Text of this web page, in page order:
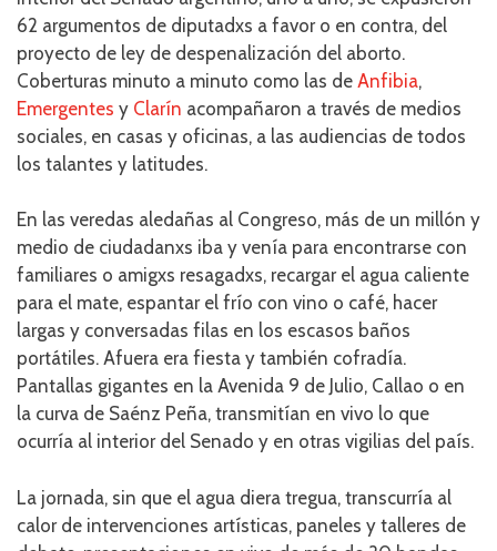
62 argumentos de diputadxs a favor o en contra, del
proyecto de ley de despenalización del aborto.
Coberturas minuto a minuto como las de Anfibia,
Emergentes y Clarín acompañaron a través de medios
sociales, en casas y oficinas, a las audiencias de todos
los talantes y latitudes.
En las veredas aledañas al Congreso, más de un millón y
medio de ciudadanxs iba y venía para encontrarse con
familiares o amigxs resagadxs, recargar el agua caliente
para el mate, espantar el frío con vino o café, hacer
largas y conversadas filas en los escasos baños
portátiles. Afuera era fiesta y también cofradía.
Pantallas gigantes en la Avenida 9 de Julio, Callao o en
la curva de Saénz Peña, transmitían en vivo lo que
ocurría al interior del Senado y en otras vigilias del país.
La jornada, sin que el agua diera tregua, transcurría al
calor de intervenciones artísticas, paneles y talleres de